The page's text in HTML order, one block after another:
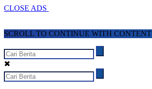
CLOSE ADS
SCROLL TO CONTINUE WITH CONTENT
✖